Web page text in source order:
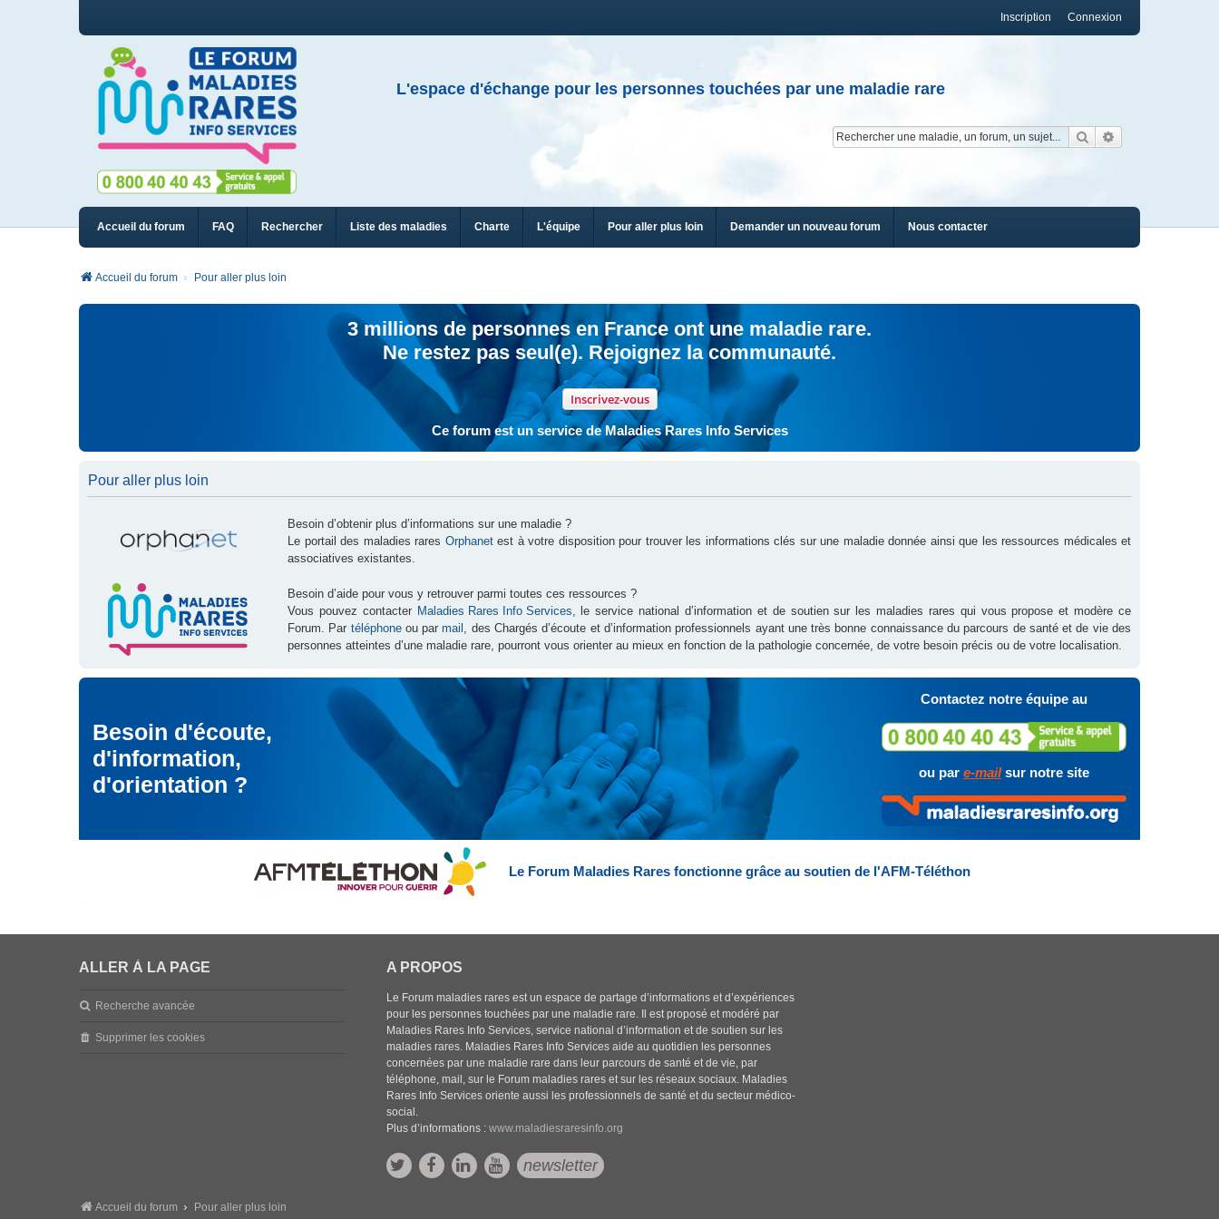
Connexion
Inscription
L'espace d'échange pour les personnes touchées par une maladie rare
Rechercher
Accueil du forum FAQ Rechercher Liste des maladies Charte L'équipe Pour aller plus loin Demander un nouveau forum Nous contacter
Accueil du forum Pour aller plus loin
3 millions de personnes en France ont une maladie rare.
Ne restez pas seul(e). Rejoignez la communauté.
Inscrivez-vous
Ce forum est un service de Maladies Rares Info Services
Pour aller plus loin
Besoin d’obtenir plus d’informations sur une maladie ?
Le portail des maladies rares Orphanetest à votre disposition pour trouver les informations clés sur une maladie donnée ainsi que les ressources médicales et
associatives existantes.
Besoin d’aide pour vous y retrouver parmi toutes ces ressources ?
Vous pouvez contacter Maladies Rares Info Services, le service national d’information et de soutien sur les maladies rares qui vous propose et modère ce
Forum. Par téléphoneou parmail , des Chargés d’écoute et d’information professionnels ayant une très bonne connaissance du parcours de santé et de vie des
personnes atteintes d’une maladie rare, pourront vous orienter au mieux en fonction de la pathologie concernée, de votre besoin précis ou de votre localisation.
Besoin d'écoute,
d'information,
d'orientation ?
Contactez notre équipe au
ou par e-mailsur notre site
Le Forum Maladies Rares fonctionne grâce au soutien de l'AFM-Téléthon
ALLER À LA PAGE
Recherche avancée
Supprimer les cookies
A PROPOS
Le Forum maladies rares est un espace de partage d’informations et d’expériences
pour les personnes touchées par une maladie rare. Il est proposé et modéré par
Maladies Rares Info Services, service national d’information et de soutien sur les
maladies rares. Maladies Rares Info Services aide au quotidien les personnes
concernées par une maladie rare dans leur parcours de santé et de vie, par
téléphone, mail, sur le Forum maladies rares et sur les réseaux sociaux. Maladies
Rares Info Services oriente aussi les professionnels de santé et du secteur médico-
social.
Plus d’informations :www.maladiesraresinfo.org
newsletter
Accueil du forum Pour aller plus loin